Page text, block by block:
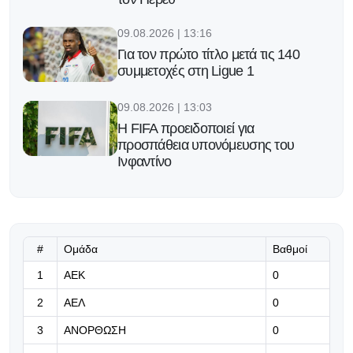
09.08.2026 | 13:16
Για τον πρώτο τίτλο μετά τις 140
συμμετοχές στη Ligue 1
09.08.2026 | 13:03
Η FIFA προειδοποιεί για
προσπάθεια υπονόμευσης του
Ινφαντίνο
Αρκετά κοντά στους «πράσινους» ο
Ντιβέρν
# Ομάδα Βαθμοί
1 ΑΕΚ 0
2 ΑΕΛ 0
3 ΑΝΟΡΘΩΣΗ 0